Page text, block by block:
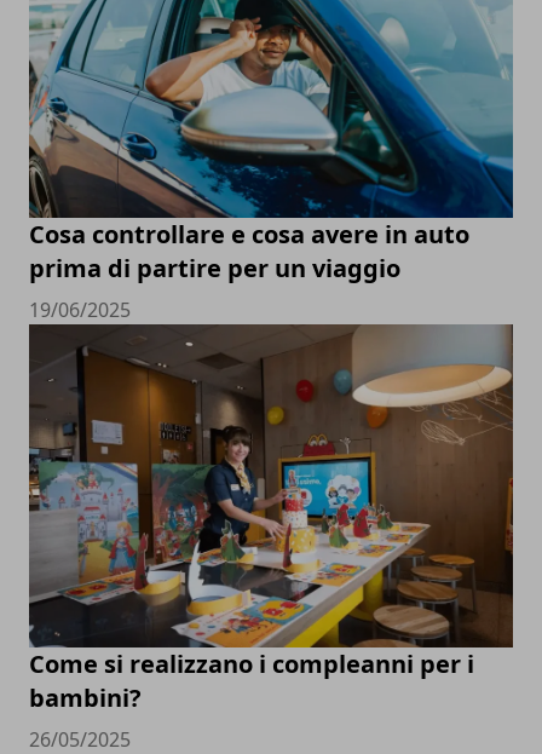
Cosa controllare e cosa avere in auto
prima di partire per un viaggio
19/06/2025
Come si realizzano i compleanni per i
bambini?
26/05/2025